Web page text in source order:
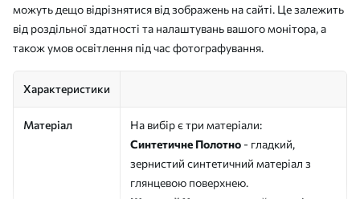
можуть дещо відрізнятися від зображень на сайті. Це залежить
від роздільної здатності та налаштувань вашого монітора, а
також умов освітлення під час фотографування.
Характеристики
Матеріал
На вибір є три матеріали:
Синтетичне Полотно - гладкий,
зернистий синтетичний матеріал з
глянцевою поверхнею.